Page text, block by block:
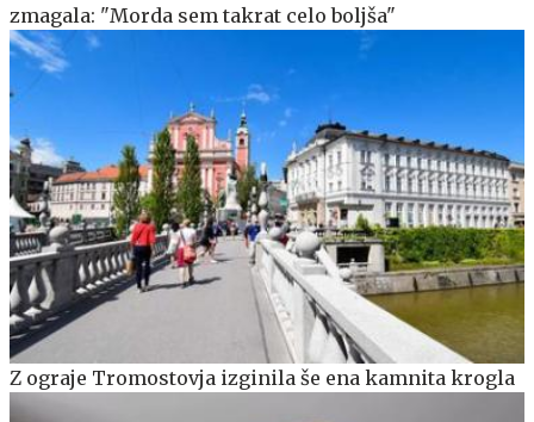
zmagala: "Morda sem takrat celo boljša"
Z ograje Tromostovja izginila še ena kamnita krogla